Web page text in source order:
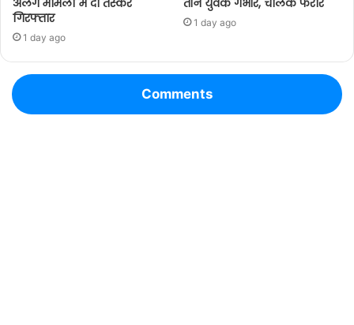
गिरफ्तार
1 day ago
1 day ago
Comments